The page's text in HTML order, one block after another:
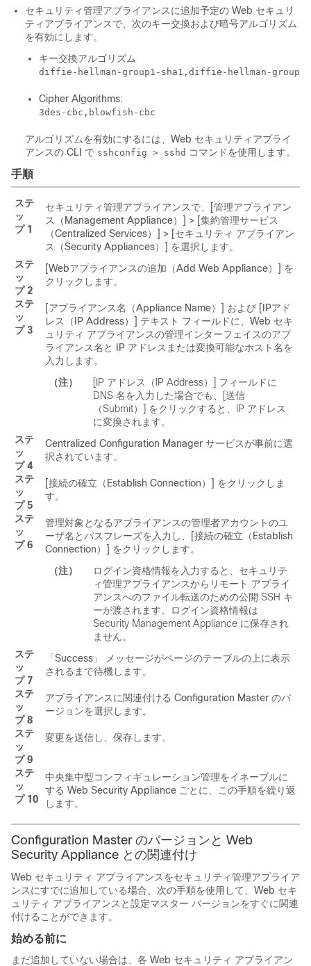
セキュリティ管理アプライアンスに追加予定の Web セキュリ
ティアプライアンスで、次のキー交換および暗号アルゴリズム
を有効にします。
キー交換アルゴリズム
diffie-hellman-group1-sha1,diffie-hellman-
Cipher Algorithms:
3des-cbc,blowfish-cbc
アルゴリズムを有効にするには、Web セキュリティアプライ
アンスの CLI で sshconfig > sshd コマンドを使用します。
手順
ステ
ッ
プ 1
セキュリティ管理アプライアンスで、[管理アプライアン
ス（Management Appliance）] > [集約管理サービス
（Centralized Services）] > [セキュリティ アプライアン
ス（Security Appliances）] を選択します。
ステ
ッ
プ 2
[Webアプライアンスの追加（Add Web Appliance）] を
クリックします。
ステ
ッ
プ 3
[アプライアンス名（Appliance Name）] および [IPアド
レス（IP Address）] テキスト フィールドに、Web セキ
ュリティ アプライアンスの管理インターフェイスのアプ
ライアンス名と IP アドレスまたは変換可能なホスト名を
入力します。
（注）
[IP アドレス（IP Address）] フィールドに
DNS 名を入力した場合でも、[送信
（Submit）]
をクリックすると、IP アドレス
に変換されます。
ステ
ッ
プ 4
Centralized Configuration Manager サービスが事前に選
択されています。
ステ
ッ
プ 5
[接続の確立（Establish Connection）] をクリックしま
す。
ステ
ッ
プ 6
管理対象となるアプライアンスの管理者アカウントのユ
ーザ名とパスフレーズを入力し、[接続の確立（Establish
Connection）] をクリックします。
（注）
ログイン資格情報を入力すると、セキュリテ
ィ管理アプライアンスからリモート アプライ
アンスへのファイル転送のための公開 SSH キ
ーが渡されます。ログイン資格情報は
Security Management Appliance に保存され
ません。
ステ
ッ
プ 7
「Success」 メッセージがページのテーブルの上に表示
されるまで待機します。
ステ
ッ
プ 8
アプライアンスに関連付ける Configuration Master のバ
ージョンを選択します。
ステ
ッ
プ 9
変更を送信し、保存します。
ステ
ッ
プ 10
中央集中型コンフィギュレーション管理をイネーブルに
する Web Security Appliance ごとに、この手順を繰り返
します。
Configuration Master のバージョンと Web
Security Appliance との関連付け
Web セキュリティ アプライアンスをセキュリティ管理アプライア
ンスにすでに追加している場合、次の手順を使用して、Web セキ
ュリティ アプライアンスと設定マスター バージョンをすぐに関連
付けることができます。
始める前に
まだ追加していない場合は、各 Web セキュリティ アプライアン